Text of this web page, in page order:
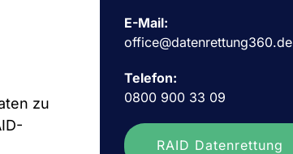
zu
E-Mail:
office@datenrettung360.de
Telefon:
0800 900 33 09
RAID Datenrettung